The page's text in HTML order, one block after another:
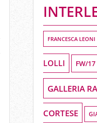
FRANCESCA LEONI
LOLLI FW/17
GALLERIA
CORTESE